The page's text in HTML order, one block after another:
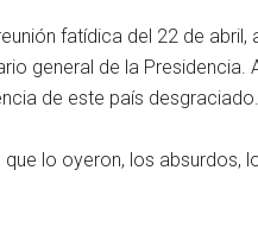
fatídica del 22 de
general de la Presidencia.
de este país desgraciado.
lo oyeron, los absurdos,